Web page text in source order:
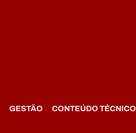
GESTÃO CONTEÚDO TÉCNICO